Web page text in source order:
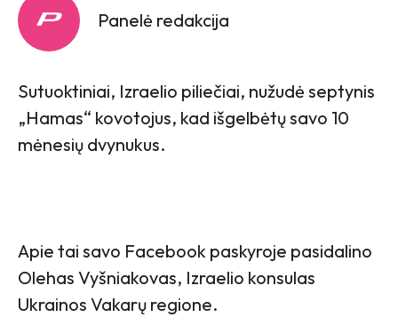
Panelė redakcija
Sutuoktiniai, Izraelio piliečiai, nužudė septynis
„Hamas“ kovotojus, kad išgelbėtų savo 10
mėnesių dvynukus.
Apie tai savo Facebook paskyroje pasidalino
Olehas Vyšniakovas, Izraelio konsulas
Ukrainos Vakarų regione.